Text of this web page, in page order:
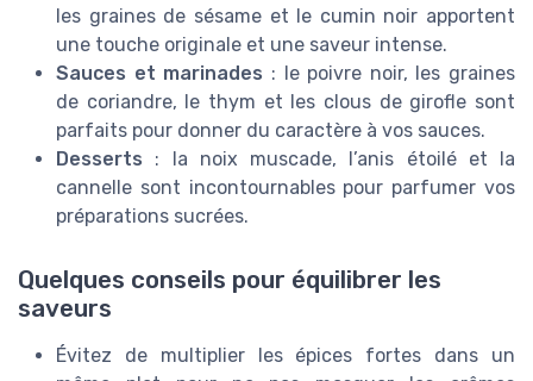
les graines de sésame et le cumin noir apportent
une touche originale et une saveur intense.
Sauces et marinades : le poivre noir, les graines
de coriandre, le thym et les clous de girofle sont
parfaits pour donner du caractère à vos sauces.
Desserts : la noix muscade, l’anis étoilé et la
cannelle sont incontournables pour parfumer vos
préparations sucrées.
Quelques conseils pour équilibrer les
saveurs
Évitez de multiplier les épices fortes dans un